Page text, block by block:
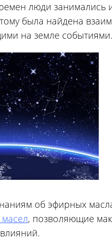
люди занимались
была найдена
на земле событиями.
об эфирных
, позволяющие